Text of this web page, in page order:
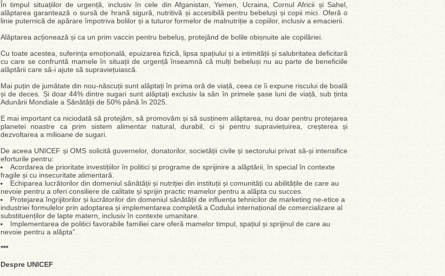
În timpul situațiilor de urgență, inclusiv în cele din Afganistan, Yemen, Ucraina, Cornul Africii și Sahel,
alăptarea garantează o sursă de hrană sigură, nutritivă și accesibilă pentru bebeluși și copii mici. Oferă o
linie puternică de apărare împotriva bolilor și a tuturor formelor de malnutriție a copiilor, inclusiv a emacierii.
Alăptarea acționează și ca un prim vaccin pentru bebeluș, protejând de bolile obișnuite ale copilăriei.
Cu toate acestea, suferința emoțională, epuizarea fizică, lipsa spațiului și a intimității și salubritatea deficitară
cu care se confruntă mamele în situații de urgență înseamnă că mulți bebeluși nu au parte de beneficiile
alăptării care să-i ajute să supraviețuiască.
Mai puțin de jumătate din nou-născuții sunt alăptați în prima oră de viață, ceea ce îi expune riscului de boală
și de deces. Și doar 44% dintre sugari sunt alăptați exclusiv la sân în primele șase luni de viață, sub ținta
Adunării Mondiale a Sănătății de 50% până în 2025.
E mai important ca niciodată să protejăm, să promovăm și să susținem alăptarea, nu doar pentru protejarea
planetei noastre ca prim sistem alimentar natural, durabil, ci și pentru supraviețuirea, creșterea și
dezvoltarea a milioane de sugari.
De aceea UNICEF și OMS solicită guvernelor, donatorilor, societății civile și sectorului privat să-și intensifice
eforturile pentru:
Acordarea de prioritate investițiilor în politici și programe de sprijinire a alăptării, în special în contexte
fragile și cu insecuritate alimentară.
Echiparea lucrătorilor din domeniul sănătății și nutriției din instituții și comunități cu abilitățile de care au
nevoie pentru a oferi consiliere de calitate și sprijin practic mamelor pentru a alăpta cu succes.
Protejarea îngrijitorilor și lucrătorilor din domeniul sănătății de influența tehnicilor de marketing ne-etice a
industriei formulelor prin adoptarea și implementarea completă a Codului internațional de comercializare al
substituenților de lapte matern, inclusiv în contexte umanitare.
Implementarea de politici favorabile familiei care oferă mamelor timpul, spațiul și sprijinul de care au
nevoie pentru a alăpta”.
***
Despre UNICEF